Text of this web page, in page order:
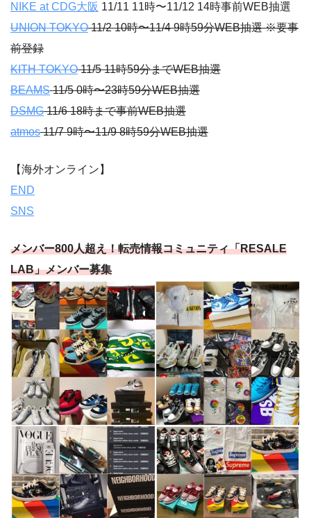
NIKE at CDG大阪 11/11 11時〜11/12 14時事前WEB抽選
UNION TOKYO11/2 10時〜11/4 9時59分WEB抽選 ※要事
前登録
KITH TOKYO11/5 11時59分までWEB抽選
BEAMS11/5 0時〜23時59分WEB抽選
DSMG11/6 18時まで事前WEB抽選
atmos11/7 9時〜11/9 8時59分WEB抽選
【海外オンライン】
END
SNS
メンバー800人超え！転売情報コミュニティ「RESALE
LAB」メンバー募集